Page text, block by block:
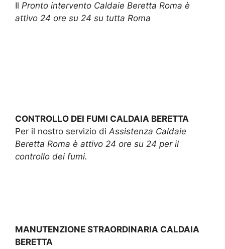
Il Pronto intervento Caldaie Beretta Roma è
attivo 24 ore su 24 su tutta Roma
CONTROLLO DEI FUMI CALDAIA BERETTA
Per il nostro servizio diAssistenza Caldaie
Beretta Roma è attivo 24 ore su 24 per il
controllo dei fumi.
MANUTENZIONE STRAORDINARIA CALDAIA
BERETTA